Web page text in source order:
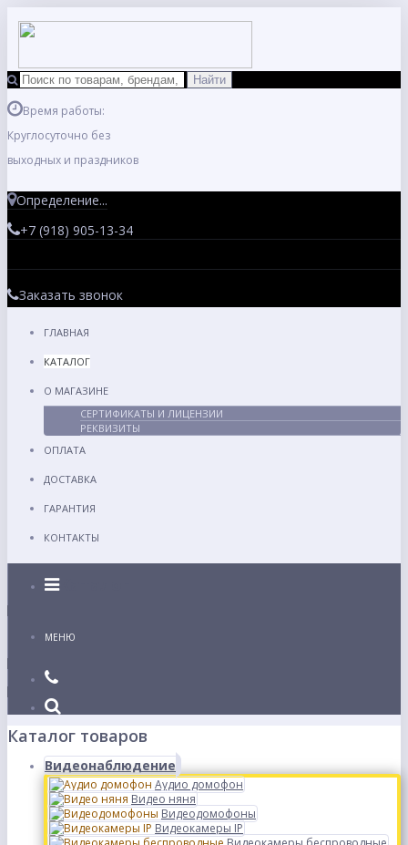
Время работы:
Круглосуточно без
выходных и праздников
Определение...
+7 (918) 905-13-34
Заказать звонок
ГЛАВНАЯ
КАТАЛОГ
О МАГАЗИНЕ
СЕРТИФИКАТЫ И ЛИЦЕНЗИИ
РЕКВИЗИТЫ
ОПЛАТА
ДОСТАВКА
ГАРАНТИЯ
КОНТАКТЫ
Каталог
МЕНЮ
Каталог товаров
Видеонаблюдение
Аудио домофон
Видео няня
Видеодомофоны
Видеокамеры IP